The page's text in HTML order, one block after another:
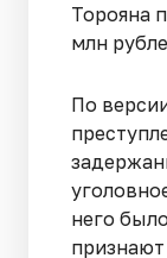
Торояна
млн
По
него